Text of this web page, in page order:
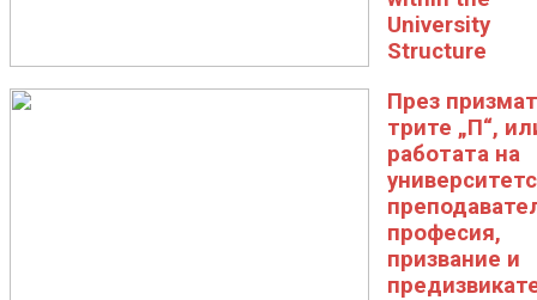
University
Structure
През
трите „П“,
работата на
професия,
призвание и